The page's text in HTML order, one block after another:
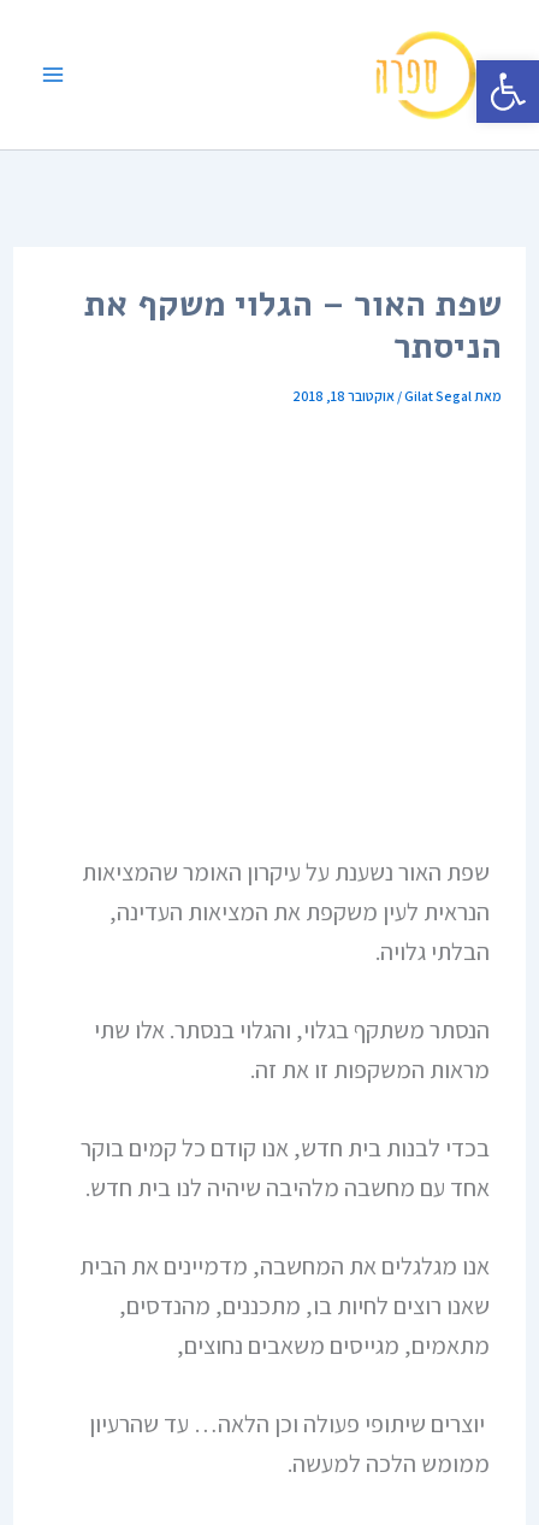
פתח סרגל נגישות
לתוכן
שפת האור – הגלוי משקף את
הניסתר
מאתGilat Segal
/ אוקטובר 18, 2018
שפת האור נשענת על עיקרון האומר שהמציאות
הנראית לעין משקפת את המציאות העדינה,
הבלתי גלויה.
הנסתר משתקף בגלוי, והגלוי בנסתר. אלו שתי
מראות המשקפות זו את זה.
בכדי לבנות בית חדש, אנו קודם כל קמים בוקר
אחד עם מחשבה מלהיבה שיהיה לנו בית חדש.
אנו מגלגלים את המחשבה, מדמיינים את הבית
שאנו רוצים לחיות בו, מתכננים, מהנדסים,
מתאמים, מגייסים משאבים נחוצים,
יוצרים שיתופי פעולה וכן הלאה… עד שהרעיון
ממומש הלכה למעשה.